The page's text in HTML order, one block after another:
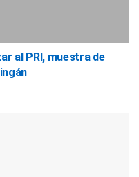
al PRI, muestra de